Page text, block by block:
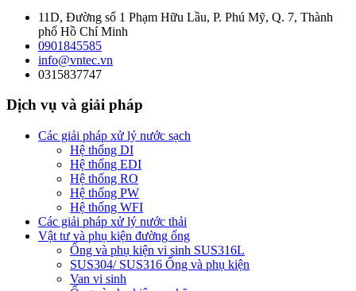
11D, Đường số 1 Phạm Hữu Lầu, P. Phú Mỹ, Q. 7, Thành
phố Hồ Chí Minh
0901845585
info@vntec.vn
0315837747
Dịch vụ và giải pháp
Các giải pháp xử lý nước sạch
Hệ thống DI
Hệ thống EDI
Hệ thống RO
Hệ thống PW
Hệ thống WFI
Các giải pháp xử lý nước thải
Vật tư và phụ kiện đường ống
Ống và phụ kiện vi sinh SUS316L
SUS304/ SUS316 Ống và phụ kiện
Van vi sinh